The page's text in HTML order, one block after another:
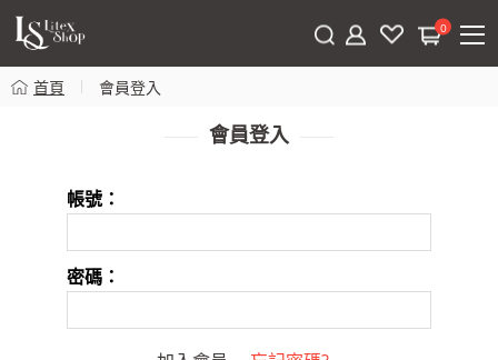
0
首頁 會員登入
會員登入
帳號：
密碼：